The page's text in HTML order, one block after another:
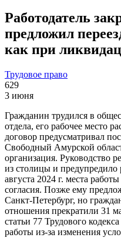
Работодатель
предложил
как при
Трудовое право
629
3 июня
Гражданин трудился в
отдела, его рабочее место
договор предусматривал
Свободный Амурской
организация. Руководство
из столицы и предупредило
августа 2024 г. места
согласия. Позже ему
Санкт-Петербург, но
отношения прекратили 31
статьи 77 Трудового
работы из‑за изменения